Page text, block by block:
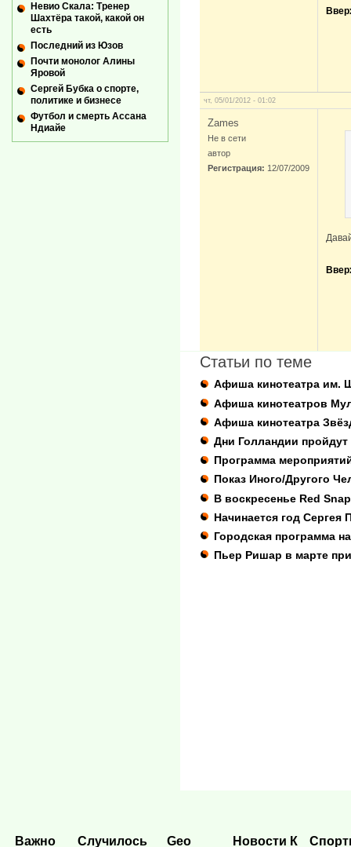
чт, 05/01/2012 - 01:02
Zames
Не в сети
автор
Регистрация: 12/07/2009
Статьи по теме
Афиша кинотеатра им.
Афиша кинотеатров
Афиша кинотеатра
Дни Голландии пройдут
Программа
Показ Иного/Другого
В воскресенье Red
Начинается год Сергея
Городская программа
Пьер Ришар в марте
Невио Скала: Тренер
Шахтёра такой, какой он
есть
Последний из Юзов
Почти монолог Алины
Яровой
Сергей Бубка о спорте,
политике и бизнесе
Футбол и смерть Ассана
Ндиайе
Важно Случилось Geo Новости К